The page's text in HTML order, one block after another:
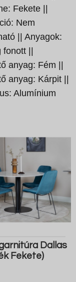
Fekete ||
Nem
|| Anyagok:
||
anyag: Fém ||
anyag: Kárpit ||
Alumínium
Dallas
Fekete)